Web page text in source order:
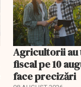
Agricultorii au
fiscal pe 10
face precizări